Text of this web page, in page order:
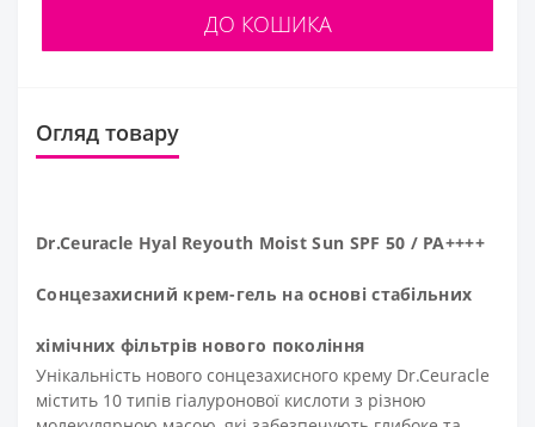
ДО КОШИКА
Огляд товару
Dr.Ceuracle Hyal Reyouth Moist Sun SPF 50 / PA++++
Сонцезахисний крем-гель на основі стабільних
хімічних фільтрів нового покоління
Унікальність нового сонцезахисного крему Dr.Ceuracle
містить 10 типів гіалуронової кислоти з різною